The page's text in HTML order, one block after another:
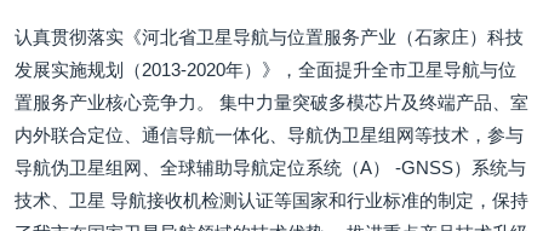
认真贯彻落实《河北省卫星导航与位置服务产业（石家庄）科技
发展实施规划（2013-2020年）》，全面提升全市卫星导航与位
置服务产业核心竞争力。 集中力量突破多模芯片及终端产品、室
内外联合定位、通信导航一体化、导航伪卫星组网等技术，参与
导航伪卫星组网、全球辅助导航定位系统（A） -GNSS）系统与
技术、卫星 导航接收机检测认证等国家和行业标准的制定，保持